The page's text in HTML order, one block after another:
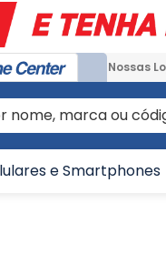
Nossas
marca ou
e Smartphones